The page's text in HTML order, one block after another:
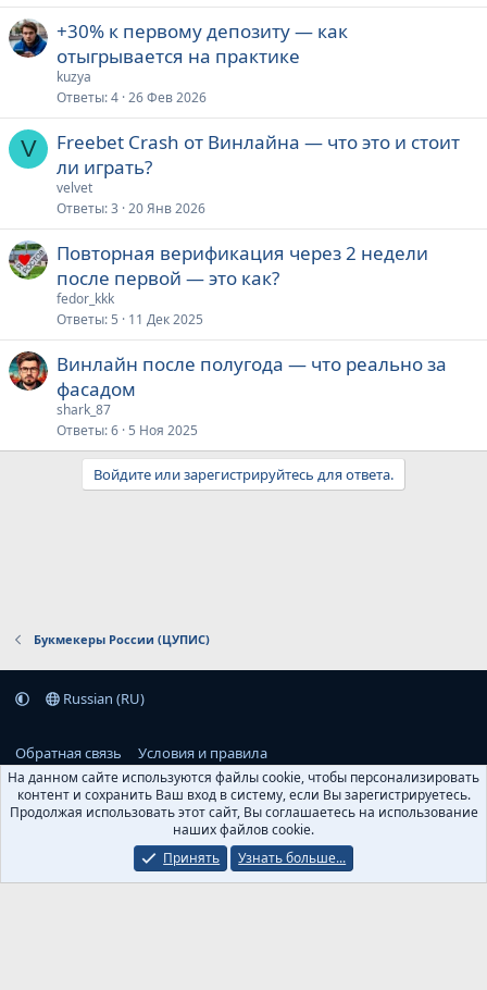
о
е
+30% к первому депозиту — как
отыгрывается на практике
kuzya
Ответы 4 26 Фев 2026
V
Freebet Crash от Винлайна — что это и стоит
ли играть?
velvet
Ответы 3 20 Янв 2026
Повторная верификация через 2 недели
после первой — это как?
fedor_kkk
Ответы 5 11 Дек 2025
Винлайн после полугода — что реально за
фасадом
shark_87
Ответы 6 5 Ноя 2025
Войдите или зарегистрируйтесь для ответа.
Букмекеры России (ЦУПИС)
Russian (RU)
Обратная связь Условия и правила
Политика конфиденциальности Помощь Главная
R
S
Parts of this site powered byadd-ons from DragonByte™©2011-2026
DragonByte Technologies
(Details)
На данном сайте используются файлы cookie, чтобы персонализировать
контент и сохранить Ваш вход в систему, если Вы зарегистрируетесь.
Продолжая использовать этот сайт, Вы соглашаетесь на использование
наших файлов cookie.
Принять
Узнать больше...